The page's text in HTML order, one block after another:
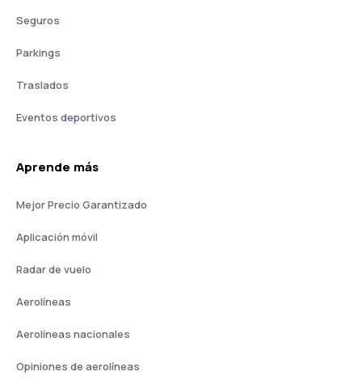
Seguros
Parkings
Traslados
Eventos deportivos
Aprende más
Mejor Precio Garantizado
Aplicación móvil
Radar de vuelo
Aerolíneas
Aerolíneas nacionales
Opiniones de aerolíneas